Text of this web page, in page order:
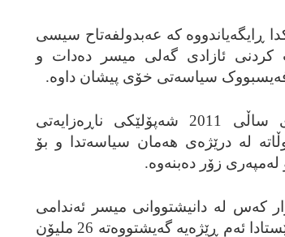
ڕایگه‌یاندووه‌ که‌ عه‌بدولفه‌تاح سیسی
ئازادی گه‌لی میسر ده‌دات و
سیاسه‌تی خۆی پیشان داوه‌.
به‌ وته‌ی ئه‌م ڕۆژنامه‌یه‌، میسر له‌ ژانۆیه‌ی ساڵی 2011 شه‌پۆلێکی ناڕه‌زایه‌تی
له‌ درێژه‌ی هه‌مان سیاسه‌تدا و بۆ
زۆر ده‌بنه‌وه‌.
ساڵی ڕابردوو، 4 ملیۆن و 700 هه‌زار که‌س له‌ دانیشتووانی میسر ئه‌ندامی
تۆڕی کۆمه‌ڵایه‌تی فه‌یسبووک بوون، به‌ڵام له‌ ئێستادا ئه‌م ڕێژه‌یه‌ گه‌یشتووه‌ته‌ 26 ملیۆن